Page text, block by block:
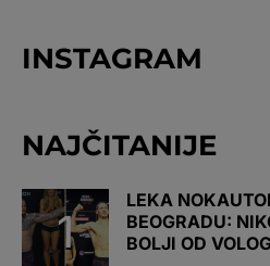
INSTAGRAM
NAJČITANIJE
LEKA
BEOGRADU:
BOLJI OD